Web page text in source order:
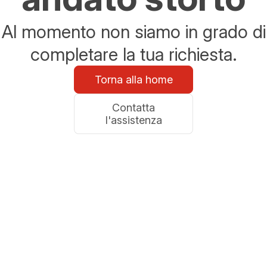
Al momento non siamo in grado di
completare la tua richiesta.
Torna alla home
Contatta
l'assistenza